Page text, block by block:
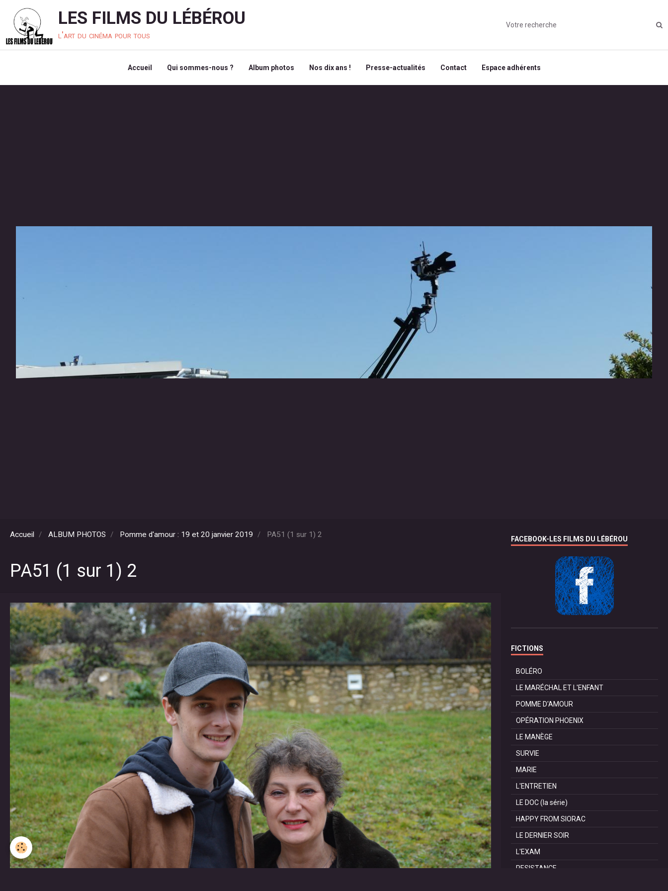
LES FILMS DU LÉBÉROU
l'art du cinéma pour tous
Accueil Qui sommes-nous ? Album photos Nos dix ans ! Presse-actualités Contact Espace adhérents
Accueil ALBUM PHOTOS Pomme d'amour : 19 et 20 janvier 2019 PA51 (1 sur 1) 2
PA51 (1 sur 1) 2
FACEBOOK-LES FILMS DU LÉBÉROU
FICTIONS
BOLÉRO
LE MARÉCHAL ET L'ENFANT
POMME D'AMOUR
OPÉRATION PHOENIX
LE MANÈGE
SURVIE
MARIE
L'ENTRETIEN
LE DOC (la série)
HAPPY FROM SIORAC
LE DERNIER SOIR
L'EXAM
RESISTANCE